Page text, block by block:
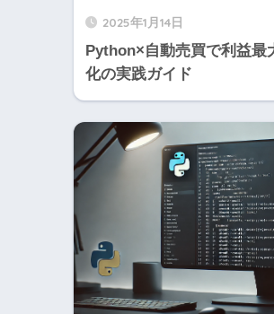
2025年1月14日
Python×自動売買で利益最
化の実践ガイド